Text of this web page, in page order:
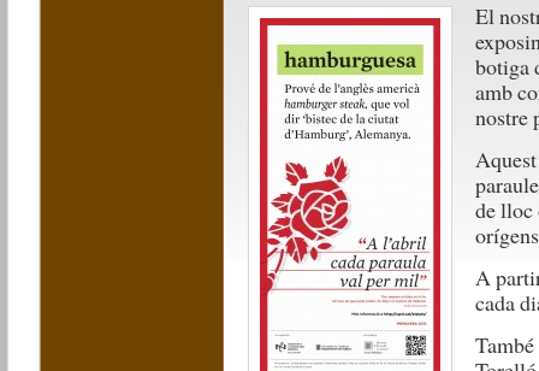
El
botiga
amb
nostre
de lloc
A
cada